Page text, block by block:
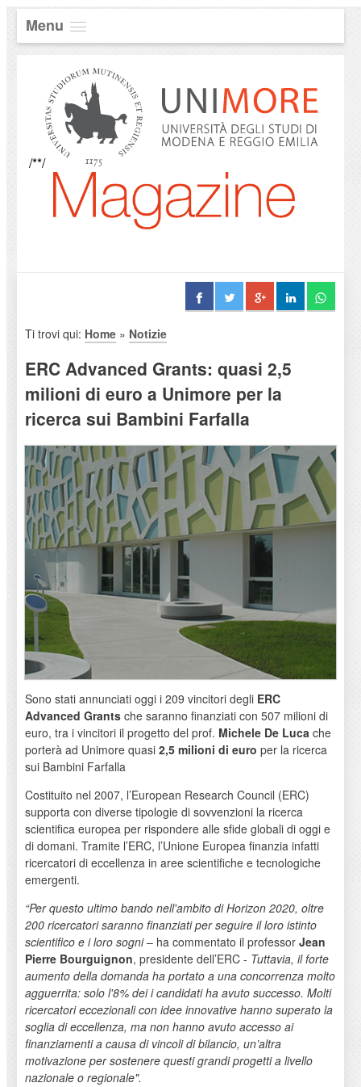
Menu
/**/
Ti trovi qui: Home» Notizie
ERC Advanced Grants: quasi 2,5
milioni di euro a Unimore per la
ricerca sui Bambini Farfalla
Sono stati annunciati oggi i 209 vincitori degli ERC
Advanced Grantsche saranno finanziati con 507 milioni di
euro, tra i vincitori il progetto del prof. Michele De Lucache
porterà ad Unimore quasi 2,5 milioni di euro per la ricerca
sui Bambini Farfalla
Costituito nel 2007, l’European Research Council (ERC)
supporta con diverse tipologie di sovvenzioni la ricerca
scientifica europea per rispondere alle sfide globali di oggi e
di domani. Tramite l’ERC, l’Unione Europea finanzia infatti
ricercatori di eccellenza in aree scientifiche e tecnologiche
emergenti.
“Per questo ultimo bando nell'ambito di Horizon 2020, oltre
200 ricercatori saranno finanziati per seguire il loro istinto
scientifico e i loro sogni– ha commentato il professor Jean
Pierre Bourguignon, presidente dell’ERC - Tuttavia, il forte
aumento della domanda ha portato a una concorrenza molto
agguerrita: solo l'8% dei i candidati ha avuto successo. Molti
ricercatori eccezionali con idee innovative hanno superato la
soglia di eccellenza, ma non hanno avuto accesso ai
finanziamenti a causa di vincoli di bilancio, un’altra
motivazione per sostenere questi grandi progetti a livello
nazionale o regionale".